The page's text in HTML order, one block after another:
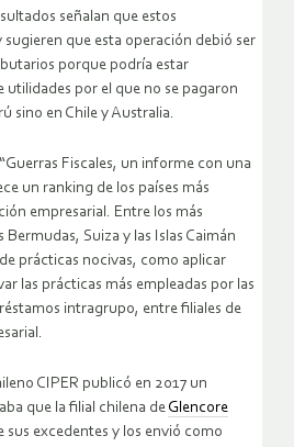
señalan que estos
que esta operación debió ser
porque podría estar
por el que no se pagaron
sino en Chile y Australia.
Fiscales, un informe con una
un ranking de los países más
empresarial. Entre los más
Suiza y las Islas Caimán
prácticas nocivas, como aplicar
las prácticas más empleadas por las
intragrupo, entre filiales de
CIPER publicó en 2017 un
que la filial chilena de Glencore
sus excedentes y los envió como